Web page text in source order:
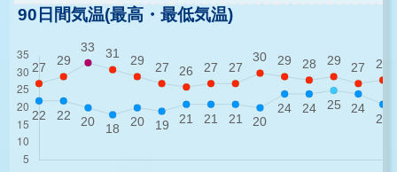
90日間気温(最高・最低気温)